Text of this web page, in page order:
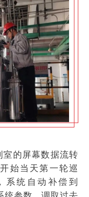
的屏幕数据流转
始当天第一轮巡
统自动补偿到